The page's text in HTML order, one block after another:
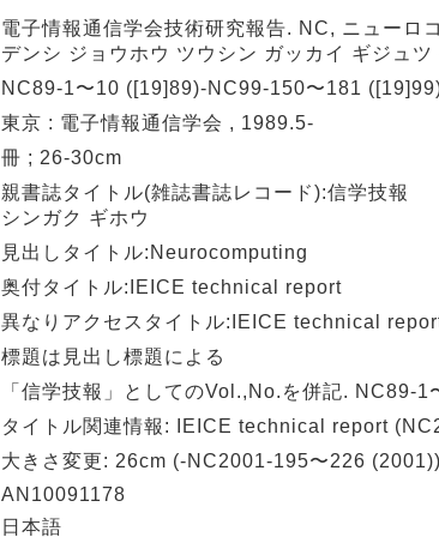
電子情報通信学会技術研究報告. NC, ニューロ
デンシ ジョウホウ ツウシン ガッカイ ギジュ
NC89-1〜10 ([19]89)-NC99-150〜181
東京 : 電子情報通信学会 , 1989.5-
冊 ; 26-30cm
親書誌タイトル(雑誌書誌レコード):信学技報
シンガク ギホウ
見出しタイトル:Neurocomputing
奥付タイトル:IEICE technical report
異なりアクセスタイトル:IEICE technical
標題は見出し標題による
「信学技報」としてのVol.,No.を併記. NC89-
タイトル関連情報: IEICE technical report
大きさ変更: 26cm (-NC2001-195〜226
AN10091178
日本語